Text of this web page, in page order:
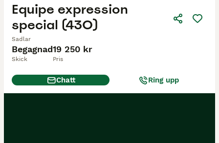
Begagnad
Skick
19 250 kr
Pris
Equipe expression
special (430)
Sadlar
Chatt Ring upp